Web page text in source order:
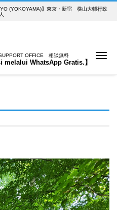
(YOKOYAMA)】東京・新宿 横山大輔行政
OFFICE 相談無料
melalui WhatsApp Gratis.】